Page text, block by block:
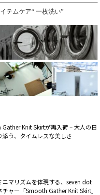
テムケア“ 一枚洗い”
Knit Skirtが再入荷 – 大人の日
添う、タイムレスな美しさ
ニマリズムを体現する、seven dot
チャー「Smooth Gather Knit Skirt」